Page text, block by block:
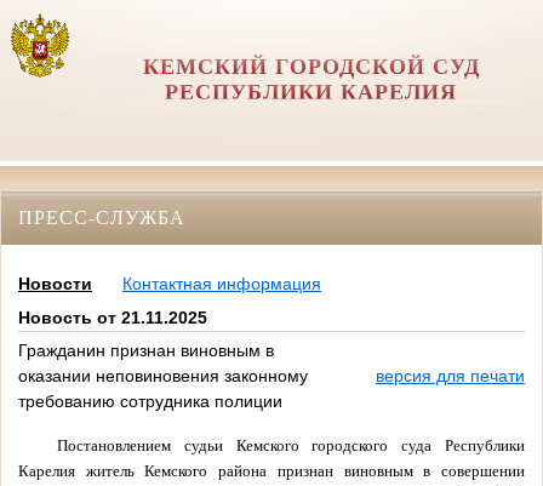
КЕМСКИЙ ГОРОДСКОЙ СУД
РЕСПУБЛИКИ КАРЕЛИЯ
ПРЕСС-СЛУЖБА
Новости
Контактная информация
Новость от 21.11.2025
Гражданин признан виновным в
оказании неповиновения законному
требованию сотрудника полиции
версия для печати
Постановлением судьи Кемского городского суда Республики
Карелия житель Кемского района признан виновным в совершении